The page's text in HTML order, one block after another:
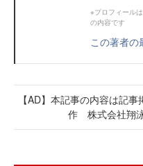
※プロフィール
の内容です
この著者の
【AD】本記事の内容は記
作 株式会社翔